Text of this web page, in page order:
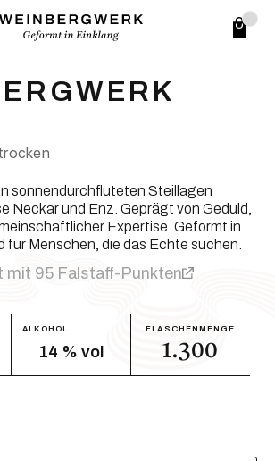
sonnendurchfluteten Steillagen
Neckar und Enz. Geprägt von Geduld,
Expertise. Geformt in
für Menschen, die das Echte suchen.
mit 95 Falstaff-Punkten
ALKOHOL
14 % vol
FLASCHENMENGE
1.300